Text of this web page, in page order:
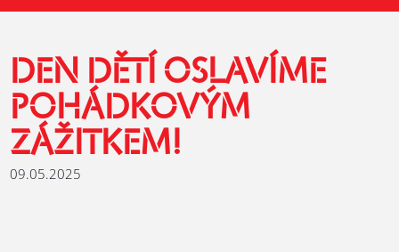
DEN DĚTÍ OSLAVÍME
POHÁDKOVÝM
ZÁŽITKEM!
09.05.2025